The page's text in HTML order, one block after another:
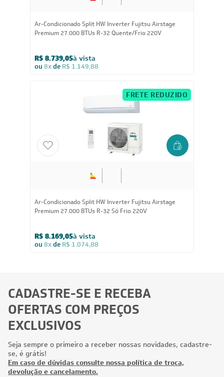
Ar-Condicionado Split HW Inverter Fujitsu Airstage
Premium 27.000 BTUs R-32 Quente/Frio 220V
R$ 8.739,05à vista
ou 8xde R$ 1.149,88
FRETE REDUZIDO
Ar-Condicionado Split HW Inverter Fujitsu Airstage
Premium 27.000 BTUs R-32 Só Frio 220V
R$ 8.169,05à vista
ou 8xde R$ 1.074,88
CADASTRE-SE E RECEBA
OFERTAS COM PREÇOS
EXCLUSIVOS
Seja sempre o primeiro a receber nossas novidades, cadastre-
se, é grátis!
Em caso de dúvidas consulte nossa política de troca,
devolução e cancelamento.